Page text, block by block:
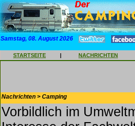
Samstag, 08. August 2026
STARTSEITE | NACHRICHTEN
Nachrichten > Camping
Vorbildlich im